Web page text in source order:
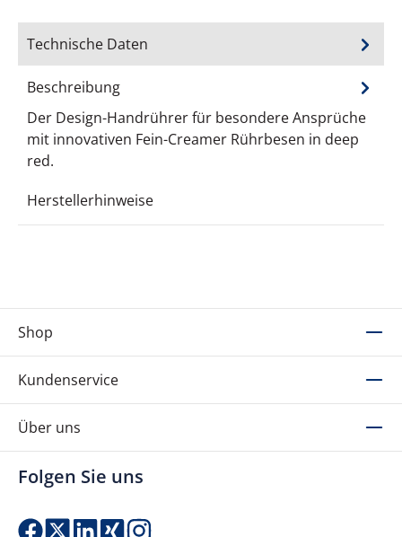
Technische Daten
Beschreibung
Der Design-Handrührer für besondere Ansprüche
mit innovativen Fein-Creamer Rührbesen in deep
red.
Herstellerhinweise
Shop
Kundenservice
Über uns
Folgen Sie uns